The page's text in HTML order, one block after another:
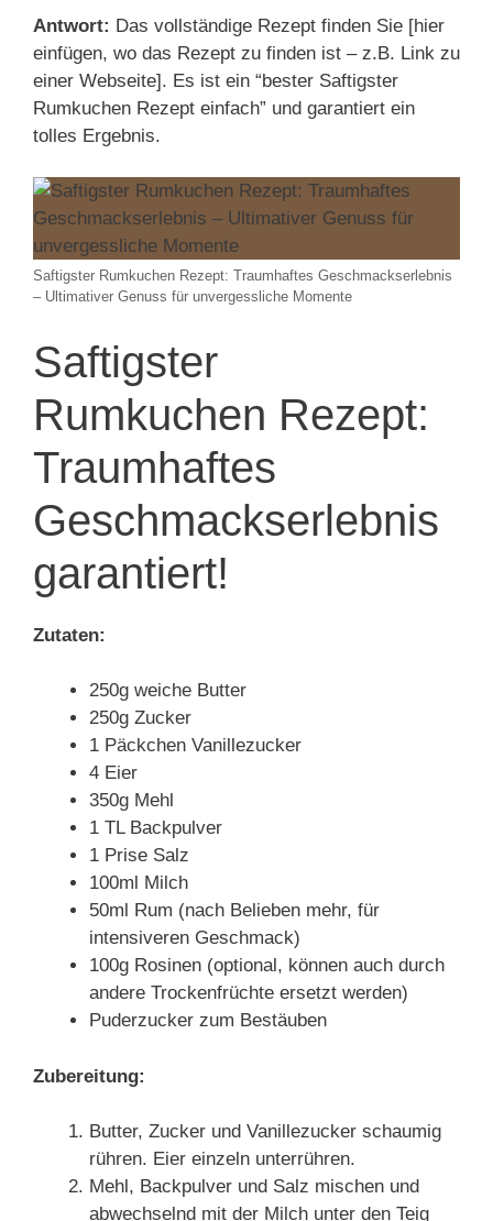
Antwort: Das vollständige Rezept finden Sie [hier
einfügen, wo das Rezept zu finden ist – z.B. Link zu
einer Webseite]. Es ist ein “bester Saftigster
Rumkuchen Rezept einfach” und garantiert ein
tolles Ergebnis.
Saftigster Rumkuchen Rezept: Traumhaftes Geschmackserlebnis
– Ultimativer Genuss für unvergessliche Momente
Saftigster
Rumkuchen Rezept:
Traumhaftes
Geschmackserlebnis
garantiert!
Zutaten:
250g weiche Butter
250g Zucker
1 Päckchen Vanillezucker
4 Eier
350g Mehl
1 TL Backpulver
1 Prise Salz
100ml Milch
50ml Rum (nach Belieben mehr, für
intensiveren Geschmack)
100g Rosinen (optional, können auch durch
andere Trockenfrüchte ersetzt werden)
Puderzucker zum Bestäuben
Zubereitung:
Butter, Zucker und Vanillezucker schaumig
rühren. Eier einzeln unterrühren.
Mehl, Backpulver und Salz mischen und
abwechselnd mit der Milch unter den Teig